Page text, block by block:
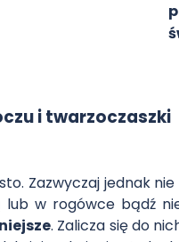
i twarzoczaszki
Zazwyczaj jednak
w rogówce bądź
. Zalicza się do